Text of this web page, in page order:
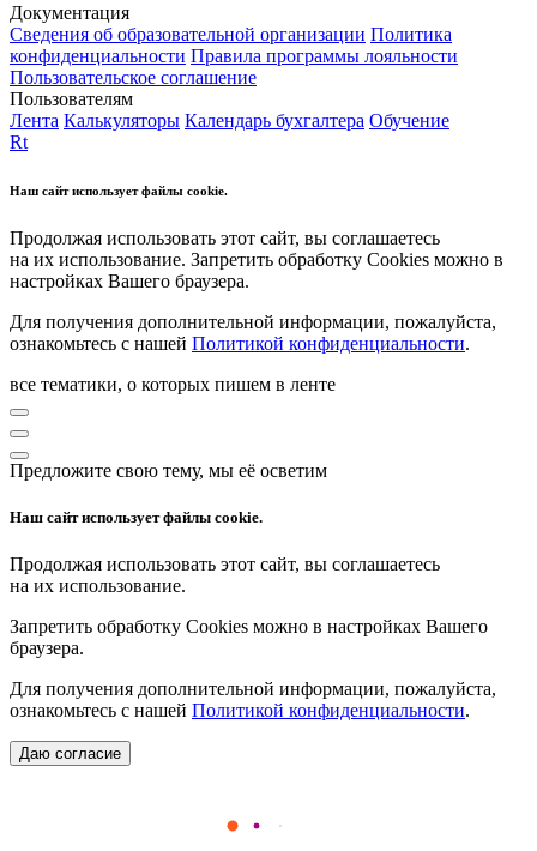
Документация
Сведения об образовательной организации Политика
конфиденциальности Правила программы лояльности
Пользовательское соглашение
Пользователям
Лента Калькуляторы Календарь бухгалтера Обучение
Rt
Наш сайт использует файлы cookie.
Продолжая использовать этот сайт, вы соглашаетесь
на их использование. Запретить обработку Cookies можно в
настройках Вашего браузера.
Для получения дополнительной информации, пожалуйста,
ознакомьтесь с нашей Политикой конфиденциальности.
все тематики, о которых пишем в ленте
Предложите свою тему, мы её осветим
Наш сайт использует файлы cookie.
Продолжая использовать этот сайт, вы соглашаетесь
на их использование.
Запретить обработку Cookies можно в настройках Вашего
браузера.
Для получения дополнительной информации, пожалуйста,
ознакомьтесь с нашей Политикой конфиденциальности.
Даю согласие